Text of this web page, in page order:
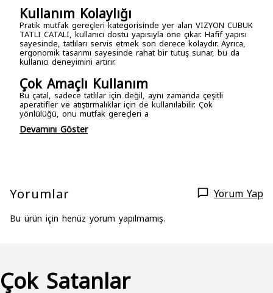
Kullanım Kolaylığı
Pratik mutfak gereçleri kategorisinde yer alan VIZYON CUBUK
TATLI CATALI, kullanıcı dostu yapısıyla öne çıkar. Hafif yapısı
sayesinde, tatlıları servis etmek son derece kolaydır. Ayrıca,
ergonomik tasarımı sayesinde rahat bir tutuş sunar, bu da
kullanıcı deneyimini artırır.
Çok Amaçlı Kullanım
Bu çatal, sadece tatlılar için değil, aynı zamanda çeşitli
aperatifler ve atıştırmalıklar için de kullanılabilir. Çok
yönlülüğü, onu mutfak gereçleri a
Devamını Göster
Yorumlar Yorum Yap
Bu ürün için henüz yorum yapılmamış.
Çok Satanlar